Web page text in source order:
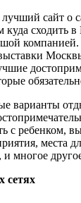
сайт о
сходить в
варианты
с ребенком,
места
и многое
сетях